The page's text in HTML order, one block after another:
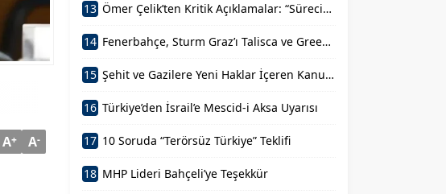
A+ A-
13 Ömer Çelik’ten Kritik Açıklamalar: “Sürecin En Önemli Aşamasındayız”
14 Fenerbahçe, Sturm Graz’ı Talisca ve Greenwood’la Geçti!
15 Şehit ve Gazilere Yeni Haklar İçeren Kanun Teklifi Komisyondan Geçti
16 Türkiye’den İsrail’e Mescid-i Aksa Uyarısı
17 10 Soruda “Terörsüz Türkiye” Teklifi
18 MHP Lideri Bahçeli’ye Teşekkür